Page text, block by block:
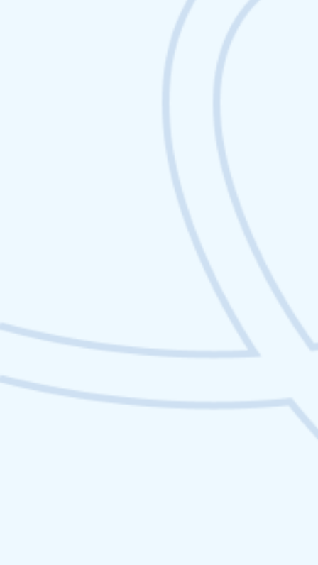
Netlinking Web3 : les
meilleures stratégies de
backlinks dans la crypto
Netlinking Web3 : les meilleures stratégies de